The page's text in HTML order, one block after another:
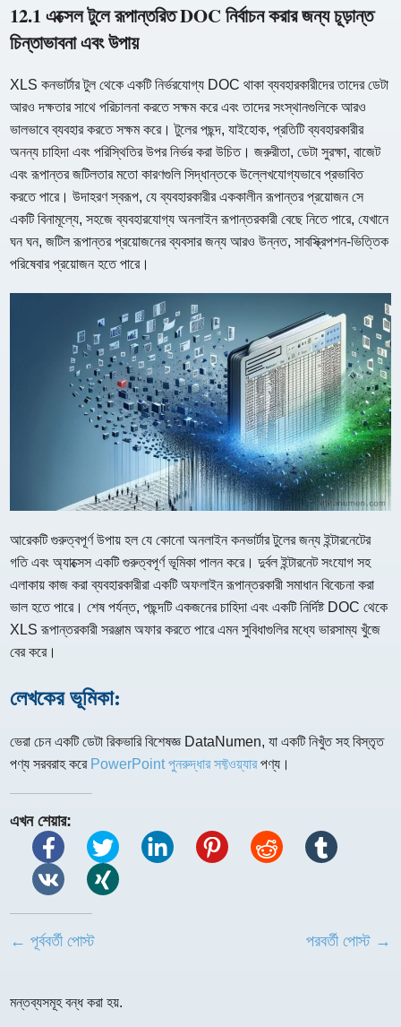
12.1 এক্সেল টুলে রূপান্তরিত DOC নির্বাচন করার জন্য চূড়ান্ত
চিন্তাভাবনা এবং উপায়
XLS কনভার্টার টুল থেকে একটি নির্ভরযোগ্য DOC থাকা ব্যবহারকারীদের তাদের ডেটা
আরও দক্ষতার সাথে পরিচালনা করতে সক্ষম করে এবং তাদের সংস্থানগুলিকে আরও
ভালভাবে ব্যবহার করতে সক্ষম করে। টুলের পছন্দ, যাইহোক, প্রতিটি ব্যবহারকারীর
অনন্য চাহিদা এবং পরিস্থিতির উপর নির্ভর করা উচিত। জরুরীতা, ডেটা সুরক্ষা, বাজেট
এবং রূপান্তর জটিলতার মতো কারণগুলি সিদ্ধান্তকে উল্লেখযোগ্যভাবে প্রভাবিত
করতে পারে। উদাহরণ স্বরূপ, যে ব্যবহারকারীর এককালীন রূপান্তর প্রয়োজন সে
একটি বিনামূল্যে, সহজে ব্যবহারযোগ্য অনলাইন রূপান্তরকারী বেছে নিতে পারে, যেখানে
ঘন ঘন, জটিল রূপান্তর প্রয়োজনের ব্যবসার জন্য আরও উন্নত, সাবস্ক্রিপশন-ভিত্তিক
পরিষেবার প্রয়োজন হতে পারে।
আরেকটি গুরুত্বপূর্ণ উপায় হল যে কোনো অনলাইন কনভার্টার টুলের জন্য ইন্টারনেটের
গতি এবং অ্যাক্সেস একটি গুরুত্বপূর্ণ ভূমিকা পালন করে। দুর্বল ইন্টারনেট সংযোগ সহ
এলাকায় কাজ করা ব্যবহারকারীরা একটি অফলাইন রূপান্তরকারী সমাধান বিবেচনা করা
ভাল হতে পারে। শেষ পর্যন্ত, পছন্দটি একজনের চাহিদা এবং একটি নির্দিষ্ট DOC থেকে
XLS রূপান্তরকারী সরঞ্জাম অফার করতে পারে এমন সুবিধাগুলির মধ্যে ভারসাম্য খুঁজে
বের করে।
লেখকের ভূমিকা:
ভেরা চেন একটি ডেটা রিকভারি বিশেষজ্ঞ DataNumen, যা একটি নিখুঁত সহ বিস্তৃত
পণ্য সরবরাহ করে PowerPoint পুনরুদ্ধার সফ্টওয়্যারপণ্য।
এখন শেয়ার:
← পূর্ববর্তী পোস্ট পরবর্তী পোস্ট →
মন্তব্যসমূহ বন্ধ করা হয়.